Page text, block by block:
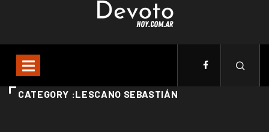
CATEGORY :LESCANO SEBASTIÁN